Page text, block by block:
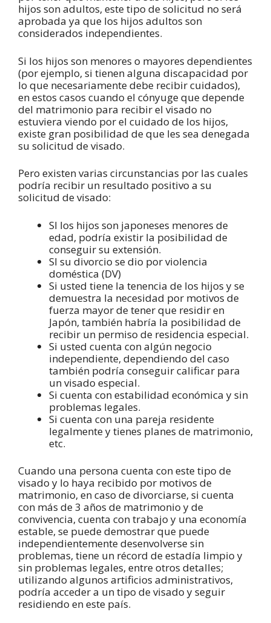
hijos son adultos, este tipo de solicitud no será
aprobada ya que los hijos adultos son
considerados independientes.
Si los hijos son menores o mayores dependientes
(por ejemplo, si tienen alguna discapacidad por
lo que necesariamente debe recibir cuidados),
en estos casos cuando el cónyuge que depende
del matrimonio para recibir el visado no
estuviera viendo por el cuidado de los hijos,
existe gran posibilidad de que les sea denegada
su solicitud de visado.
Pero existen varias circunstancias por las cuales
podría recibir un resultado positivo a su
solicitud de visado:
SI los hijos son japoneses menores de
edad, podría existir la posibilidad de
conseguir su extensión.
SI su divorcio se dio por violencia
doméstica (DV)
Si usted tiene la tenencia de los hijos y se
demuestra la necesidad por motivos de
fuerza mayor de tener que residir en
Japón, también habría la posibilidad de
recibir un permiso de residencia especial.
Si usted cuenta con algún negocio
independiente, dependiendo del caso
también podría conseguir calificar para
un visado especial.
Si cuenta con estabilidad económica y sin
problemas legales.
Si cuenta con una pareja residente
legalmente y tienes planes de matrimonio,
etc.
Cuando una persona cuenta con este tipo de
visado y lo haya recibido por motivos de
matrimonio, en caso de divorciarse, si cuenta
con más de 3 años de matrimonio y de
convivencia, cuenta con trabajo y una economía
estable, se puede demostrar que puede
independientemente desenvolverse sin
problemas, tiene un récord de estadía limpio y
sin problemas legales, entre otros detalles;
utilizando algunos artificios administrativos,
podría acceder a un tipo de visado y seguir
residiendo en este país.